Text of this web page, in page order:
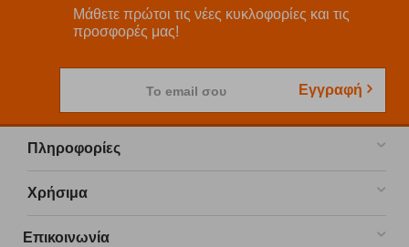
Μάθετε πρώτοι τις νέες κυκλοφορίες και τις
προσφορές μας!
Το email σου Εγγραφή
Πληροφορίες
Χρήσιμα
Επικοινωνία